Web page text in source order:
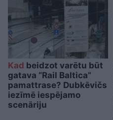
Kad beidzot varētu būt
gatava “Rail Baltica”
pamattrase? Dubkēvičs
iezīmē iespējamo
scenāriju